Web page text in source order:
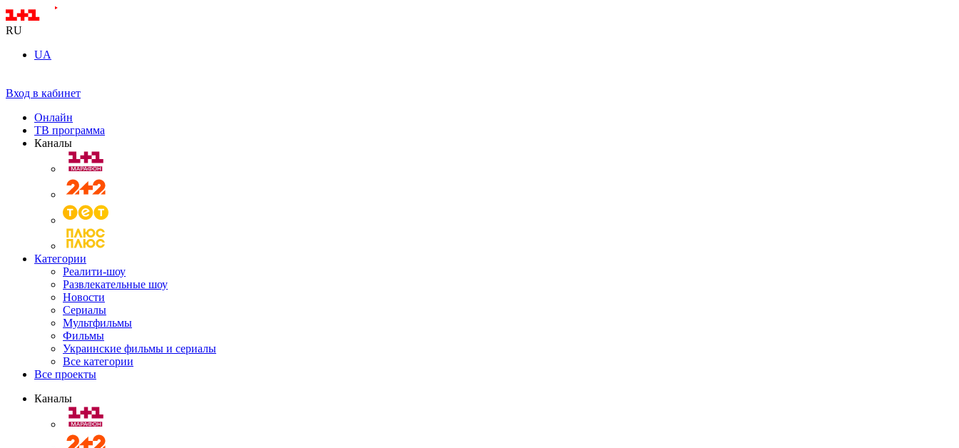
RU
UA
Вход в кабинет
Онлайн
ТВ программа
Каналы
Категории
Реалити-шоу
Развлекательные шоу
Новости
Сериалы
Мультфильмы
Фильмы
Украинские фильмы и сериалы
Все категории
Все проекты
Каналы